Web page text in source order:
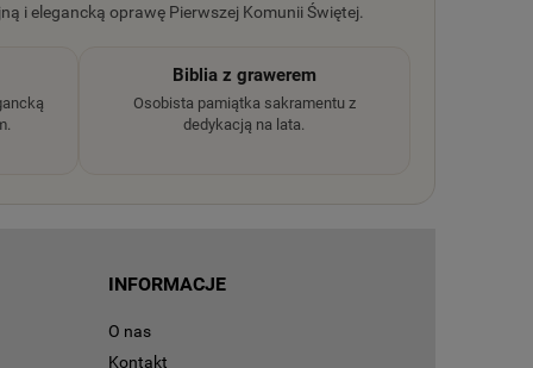
i elegancką oprawę Pierwszej Komunii Świętej.
Biblia z grawerem
Osobista pamiątka sakramentu z
dedykacją na lata.
INFORMACJE
O nas
Kontakt